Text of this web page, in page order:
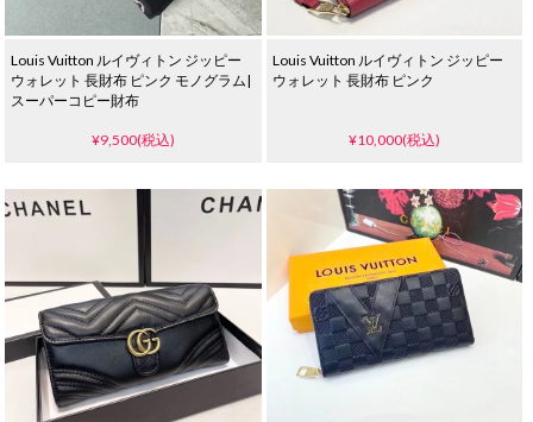
Louis Vuitton ルイヴィトン ジッピー
ウォレット 長財布 ピンク モノグラム|
スーパーコピー財布
¥9,500(税込)
Louis Vuitton ルイヴィトン ジッピー
ウォレット 長財布 ピンク
¥10,000(税込)